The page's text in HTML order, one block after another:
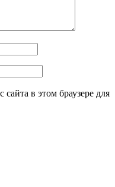
в этом браузере для